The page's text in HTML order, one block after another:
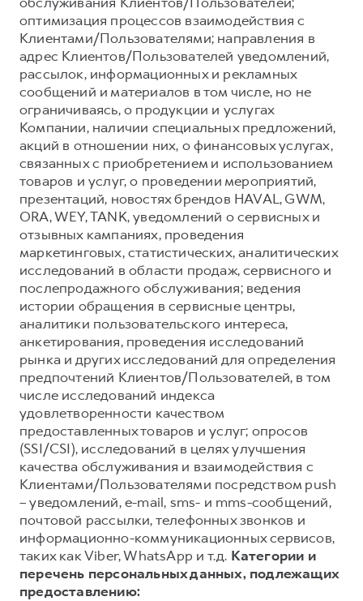
оптимизация процессов взаимодействия с
Клиентами/Пользователями; направления в
адрес Клиентов/Пользователей уведомлений,
рассылок, информационных и рекламных
сообщений и материалов в том числе, но не
ограничиваясь, о продукции и услугах
Компании, наличии специальных предложений,
акций в отношении них, о финансовых услугах,
связанных с приобретением и использованием
товаров и услуг, о проведении мероприятий,
презентаций, новостях брендов HAVAL, GWM,
ORA, WEY, TANK, уведомлений о сервисных и
отзывных кампаниях, проведения
маркетинговых, статистических, аналитических
исследований в области продаж, сервисного и
послепродажного обслуживания; ведения
истории обращения в сервисные центры,
аналитики пользовательского интереса,
анкетирования, проведения исследований
рынка и других исследований для определения
предпочтений Клиентов/Пользователей, в том
числе исследований индекса
удовлетворенности качеством
предоставленных товаров и услуг; опросов
(SSI/CSI), исследований в целях улучшения
качества обслуживания и взаимодействия с
Клиентами/Пользователями посредством push
– уведомлений, e-mail, sms- и mms-сообщений,
почтовой рассылки, телефонных звонков и
информационно-коммуникационных сервисов,
таких как Viber, WhatsApp и т.д. Категории и
перечень персональных данных, подлежащих
предоставлению: